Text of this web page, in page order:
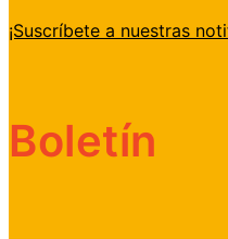
¡Suscríbete a nuestras
Boletín